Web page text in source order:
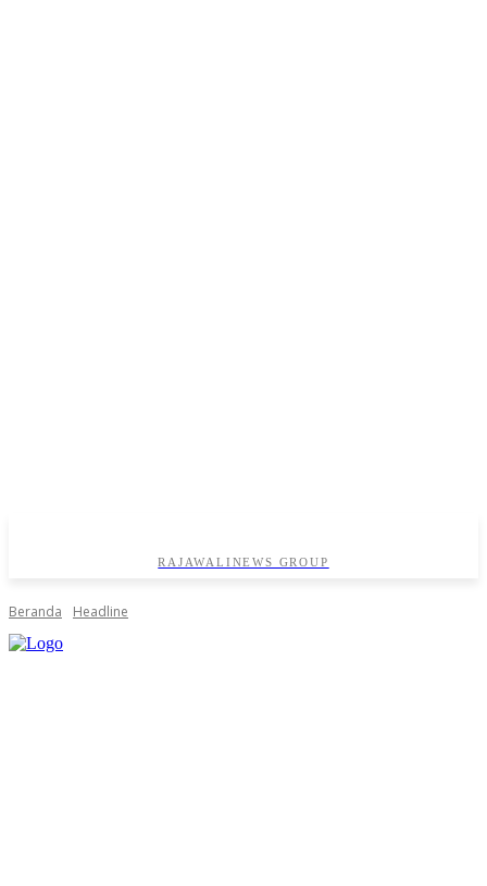
RAJAWALINEWS GROUP
Beranda Headline